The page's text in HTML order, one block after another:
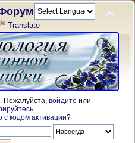
Translate
. Пожалуйста, войдите или
с кодом активации?